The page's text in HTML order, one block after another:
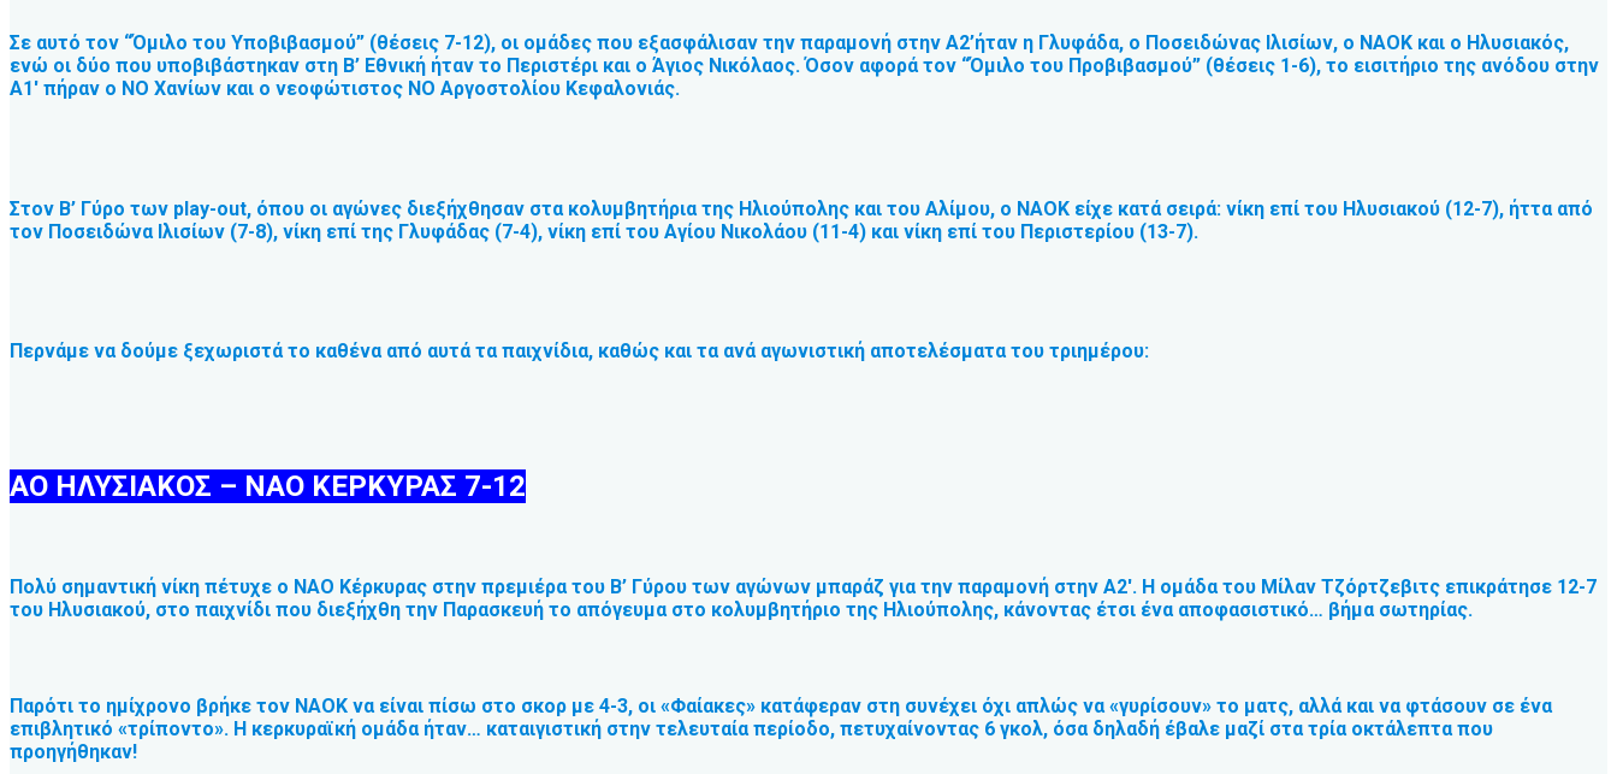
Σε αυτό τον “Όμιλο του Υποβιβασμού” (θέσεις 7-12), οι ομάδες που εξασφάλισαν την παραμονή στην Α2’ήταν η Γλυφάδα, ο Ποσειδώνας Ιλισίων, ο ΝΑΟΚ και ο Ηλυσιακός,
ενώ οι δύο που υποβιβάστηκαν στη Β’ Εθνική ήταν το Περιστέρι και ο Άγιος Νικόλαος. Όσον αφορά τον “Όμιλο του Προβιβασμού” (θέσεις 1-6), το εισιτήριο της ανόδου στην
Α1′ πήραν ο ΝΟ Χανίων και ο νεοφώτιστος ΝΟ Αργοστολίου Κεφαλονιάς.
Στον Β’ Γύρο των play-out, όπου οι αγώνες διεξήχθησαν στα κολυμβητήρια της Ηλιούπολης και του Αλίμου, ο ΝΑΟΚ είχε κατά σειρά: νίκη επί του Ηλυσιακού (12-7), ήττα από
τον Ποσειδώνα Ιλισίων (7-8), νίκη επί της Γλυφάδας (7-4), νίκη επί του Αγίου Νικολάου (11-4) και νίκη επί του Περιστερίου (13-7).
Περνάμε να δούμε ξεχωριστά το καθένα από αυτά τα παιχνίδια, καθώς και τα ανά αγωνιστική αποτελέσματα του τριημέρου:
ΑΟ ΗΛΥΣΙΑΚΟΣ – ΝΑΟ ΚΕΡΚΥΡΑΣ 7-12
Πολύ σημαντική νίκη πέτυχε ο ΝΑΟ Κέρκυρας στην πρεμιέρα του Β’ Γύρου των αγώνων μπαράζ για την παραμονή στην Α2′. Η ομάδα του Μίλαν Τζόρτζεβιτς επικράτησε 12-7
του Ηλυσιακού, στο παιχνίδι που διεξήχθη την Παρασκευή το απόγευμα στο κολυμβητήριο της Ηλιούπολης, κάνοντας έτσι ένα αποφασιστικό… βήμα σωτηρίας.
Παρότι το ημίχρονο βρήκε τον ΝΑΟΚ να είναι πίσω στο σκορ με 4-3, οι «Φαίακες» κατάφεραν στη συνέχει όχι απλώς να «γυρίσουν» το ματς, αλλά και να φτάσουν σε ένα
επιβλητικό «τρίποντο». Η κερκυραϊκή ομάδα ήταν… καταιγιστική στην τελευταία περίοδο, πετυχαίνοντας 6 γκολ, όσα δηλαδή έβαλε μαζί στα τρία οκτάλεπτα που
προηγήθηκαν!